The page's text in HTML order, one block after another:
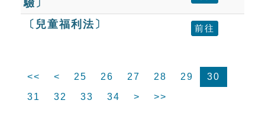
驗〕
〔兒童福利法〕 前往
<< < 25 26 27 28 29
30
31
32 33 34 > >>